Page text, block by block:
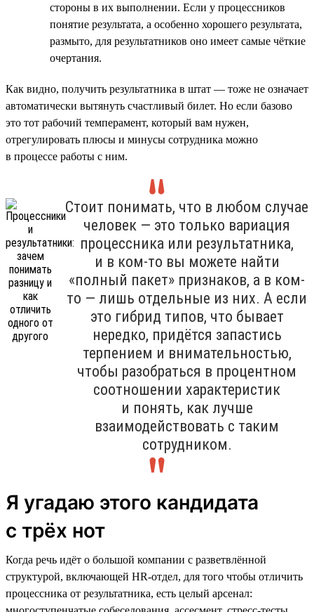
стороны в их выполнении. Если у процессников
понятие результата, а особенно хорошего результата,
размыто, для результатников оно имеет самые чёткие
очертания.
Как видно, получить результатника в штат — тоже не означает
автоматически вытянуть счастливый билет. Но если базово
это тот рабочий темперамент, который вам нужен,
отрегулировать плюсы и минусы сотрудника можно
в процессе работы с ним.
Стоит понимать, что в любом случае
человек — это только вариация
процессника или результатника,
и в ком-то вы можете найти
«полный пакет» признаков, а в ком-
то — лишь отдельные из них. А если
это гибрид типов, что бывает
нередко, придётся запастись
терпением и внимательностью,
чтобы разобраться в процентном
соотношении характеристик
и понять, как лучше
взаимодействовать с таким
сотрудником.
Я угадаю этого кандидата
с трёх нот
Когда речь идёт о большой компании с разветвлённой
структурой, включающей HR-отдел, для того чтобы отличить
процессника от результатника, есть целый арсенал: